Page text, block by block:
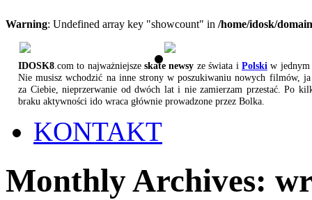
Warning: Undefined array key "showcount" in /home/idosk/
IDOSK8 .com to najważniejszeskate newsy ze świata i Polski w jednym
Nie musisz wchodzić na inne strony w poszukiwaniu nowych filmów,
za Ciebie, nieprzerwanie od dwóch lat i nie zamierzam przestać. Po
braku aktywności ido wraca głównie prowadzone przez Bolka.
KONTAKT
Monthly Archives: